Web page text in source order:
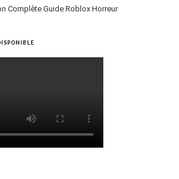
Complète Guide Roblox Horreur